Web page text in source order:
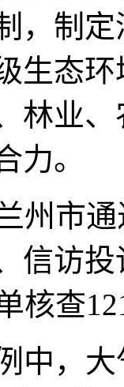
，制
生态
林业
力。
州市
信访
核查
中，